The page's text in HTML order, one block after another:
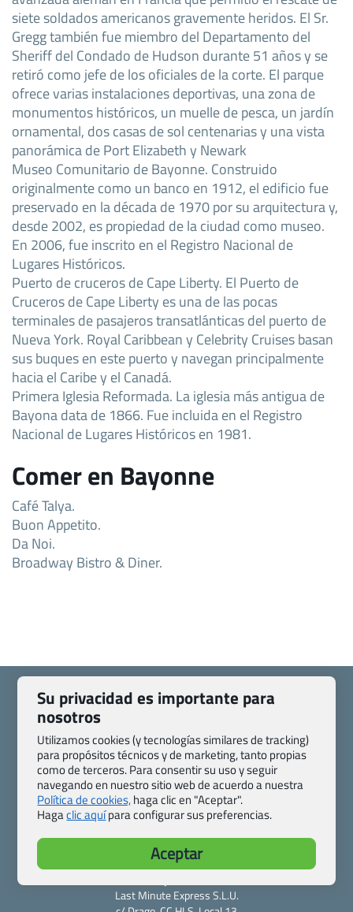
siete soldados americanos gravemente heridos. El Sr.
Gregg también fue miembro del Departamento del
Sheriff del Condado de Hudson durante 51 años y se
retiró como jefe de los oficiales de la corte. El parque
ofrece varias instalaciones deportivas, una zona de
monumentos históricos, un muelle de pesca, un jardín
ornamental, dos casas de sol centenarias y una vista
panorámica de Port Elizabeth y Newark
Museo Comunitario de Bayonne. Construido
originalmente como un banco en 1912, el edificio fue
preservado en la década de 1970 por su arquitectura y,
desde 2002, es propiedad de la ciudad como museo.
En 2006, fue inscrito en el Registro Nacional de
Lugares Históricos.
Puerto de cruceros de Cape Liberty. El Puerto de
Cruceros de Cape Liberty es una de las pocas
terminales de pasajeros transatlánticas del puerto de
Nueva York. Royal Caribbean y Celebrity Cruises basan
sus buques en este puerto y navegan principalmente
hacia el Caribe y el Canadá.
Primera Iglesia Reformada. La iglesia más antigua de
Bayona data de 1866. Fue incluida en el Registro
Nacional de Lugares Históricos en 1981.
Comer en Bayonne
Café Talya.
Buon Appetito.
Da Noi.
Broadway Bistro & Diner.
Quienes somos
Contacto
Pasaporte, Visado, Salud y otras disposiciones específicas
Blog de Viajes.com
Registro de agencias
Preguntas frecuentes
Condiciones generales
Política de privacidad y cookies
Todas las páginas – sitemap
Last Minute Express S.L.U.
Su privacidad es importante para
nosotros
Utilizamos cookies (y tecnologías similares de tracking)
para propósitos técnicos y de marketing, tanto propias
como de terceros. Para consentir su uso y seguir
navegando en nuestro sitio web de acuerdo a nuestra
Política de cookies,haga clic en "Aceptar".
Hagaclic aquípara configurar sus preferencias.
Aceptar